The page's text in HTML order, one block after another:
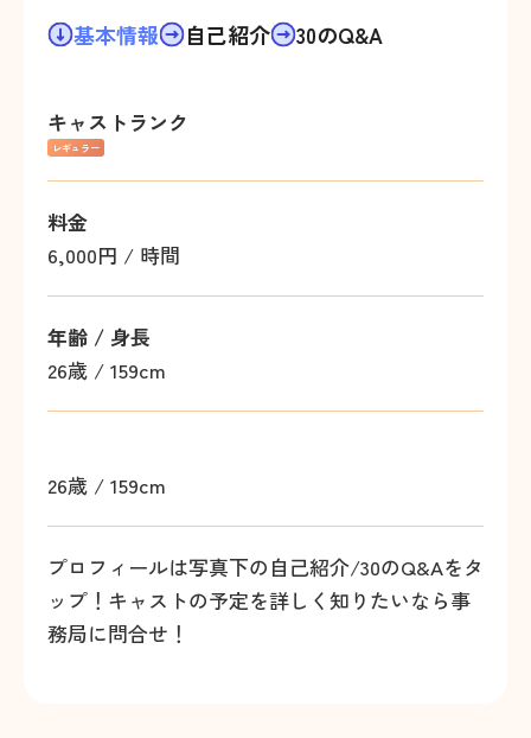
基本情報 自己紹介 30のQ&A
キャストランク
レギュラー
料金
6,000円 / 時間
年齢 / 身長
26歳 / 159cm
26歳 / 159cm
プロフィールは写真下の自己紹介/30のQ&Aをタ
ップ！キャストの予定を詳しく知りたいなら事
務局に問合せ！